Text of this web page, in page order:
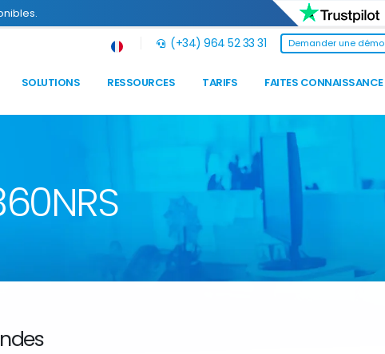
(+34) 964 52 33 31 Demander une démo
SOLUTIONS RESSOURCES TARIFS FAITES CONNAISSANCE